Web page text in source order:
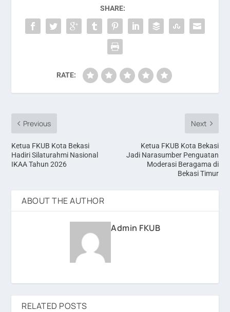
SHARE:
RATE:
Previous
Ketua FKUB Kota Bekasi
Hadiri Silaturahmi Nasional
IKAA Tahun 2026
Next
Ketua FKUB Kota Bekasi
Jadi Narasumber Penguatan
Moderasi Beragama di
Bekasi Timur
ABOUT THE AUTHOR
Admin FKUB
RELATED POSTS